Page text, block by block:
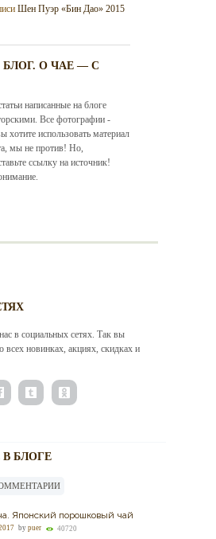
Шен Пуэр «Бин Дао» 2015
О ЧАЕ — С
написанные на блоге
Все фотографии -
хотите использовать материал
мы не против! Но,
ссылку на источник!
в социальных сетях. Так вы
всех новинках, акциях, скидках и
БЛОГЕ
Японский порошковый чай
by puer 40720